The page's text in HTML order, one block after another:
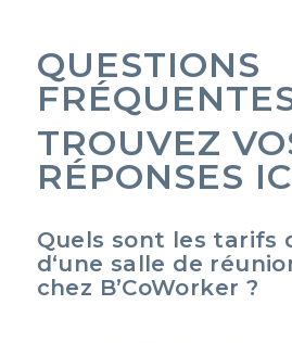
QUESTIONS
TROUVEZ
RÉPONSES
Quels sont les tarifs
d‘une salle de
chez B’CoWorker ?